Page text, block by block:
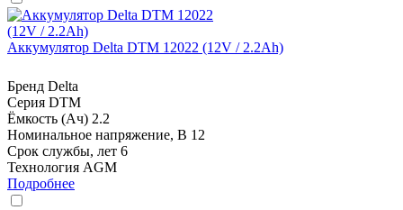
Аккумулятор Delta DTM 12022 (12V / 2.2Ah)
Бренд Delta
Серия DTM
Ёмкость (Ач) 2.2
Номинальное напряжение, В 12
Срок службы, лет 6
Технология AGM
Подробнее